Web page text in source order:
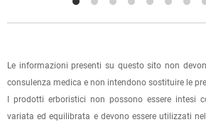
Dalla tuaArea Clientepotrai verificare
Per qualsiasi informazione, contattaci
Per maggiori dettagli, vedi le
Le informazioni presenti su questo sito non
consulenza medica e non intendono sostituire le
I prodotti erboristici non possono essere intesi
variata ed equilibrata e devono essere utilizzati